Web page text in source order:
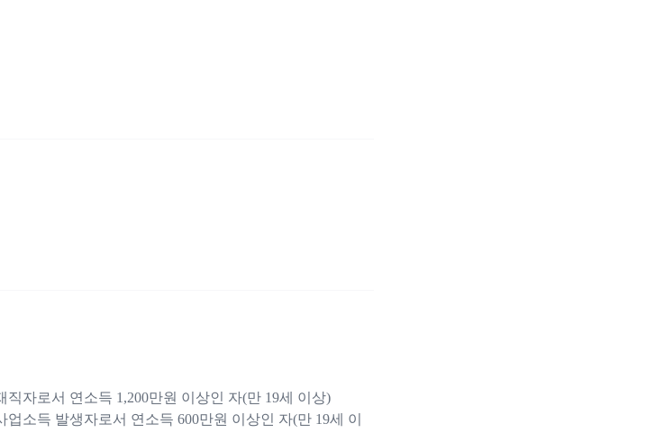
자로서 연소득 1,200만원 이상인 자(만 19세 이상)
소득 발생자로서 연소득 600만원 이상인 자(만 19세 이